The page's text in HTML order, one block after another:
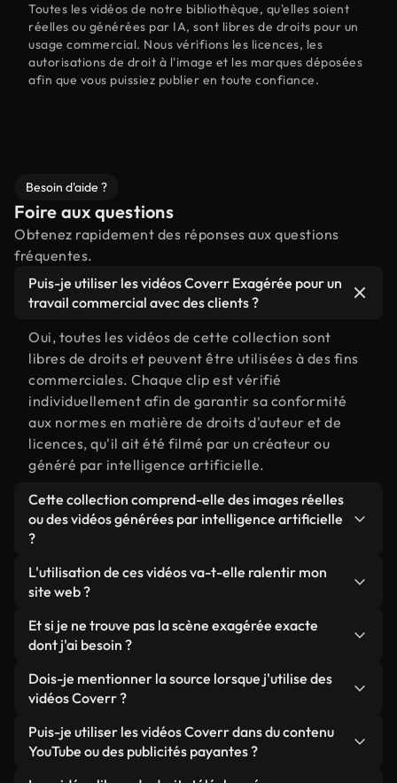
Toutes les vidéos de notre bibliothèque, qu'elles soient
réelles ou générées par IA, sont libres de droits pour un
usage commercial. Nous vérifions les licences, les
autorisations de droit à l'image et les marques déposées
afin que vous puissiez publier en toute confiance.
Besoin d'aide ?
Foire aux questions
Obtenez rapidement des réponses aux questions
fréquentes.
Puis-je utiliser les vidéos Coverr Exagérée pour un
travail commercial avec des clients ?
Oui, toutes les vidéos de cette collection sont
libres de droits et peuvent être utilisées à des fins
commerciales. Chaque clip est vérifié
individuellement afin de garantir sa conformité
aux normes en matière de droits d'auteur et de
licences, qu'il ait été filmé par un créateur ou
généré par intelligence artificielle.
Cette collection comprend-elle des images réelles
ou des vidéos générées par intelligence artificielle
?
Les deux. Il s'agit d'une bibliothèque hybride
composée de véritables images filmées par des
générées par IA. Chaque vidéo est clairement
identifiée afin que vous sachiez toujours ce que
vous utilisez.
L'utilisation de ces vidéos va-t-elle ralentir mon
site web ?
Sauf si vous choisissez nos versions optimisées.
Nous proposons des formats légers, prêts pour le
ils conservent une qualité élevée tout en
minimisant les temps de chargement et en
améliorant des indicateurs comme le LCP.
Et si je ne trouve pas la scène exagérée exacte
dont j'ai besoin ?
Vous pouvez en créer une instantanément avec
Coverr AI Studio. Il vous suffit de décrire la scène,
le Studio générera en quelques secondes une vidéo
personnalisée conforme à nos normes de licence.
Dois-je mentionner la source lorsque j'utilise des
vidéos Coverr ?
Aucune attribution n'est requise. Toutes les vidéos
de notre bibliothèque sont libres de droits et
Puis-je utiliser les vidéos Coverr dans du contenu
YouTube ou des publicités payantes ?
Oui. Toutes les séquences vidéo de Coverr peuvent